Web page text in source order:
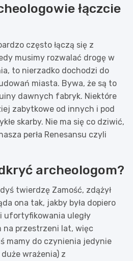
łączcie
często łączą się z
musimy rozwalać drogę w
to nierzadko dochodzi do
miasta. Bywa, że są to
dawnych fabryk. Niektóre
zabytkowe od innych i pod
skarby. Nie ma się co dziwić,
perła Renesansu czyli
archeologom?
twierdzę Zamość, zdążył
ona tak, jakby była dopiero
ufortyfikowania uległy
na przestrzeni lat, więc
mamy do czynienia jedynie
wrażenia) z